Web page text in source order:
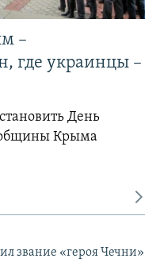
–
где украинцы –
День
Крыма
звание «героя Чечни»